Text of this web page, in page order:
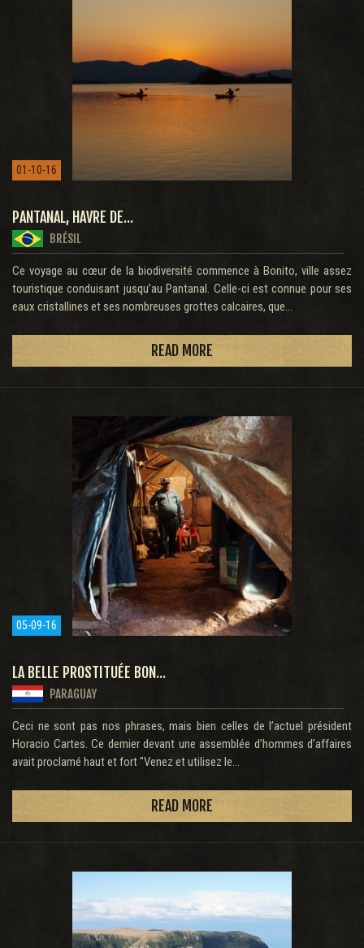
01-10-16
PANTANAL, HAVRE DE...
BRÉSIL
Ce voyage au cœur de la biodiversité commence à Bonito, ville assez
touristique conduisant jusqu’au Pantanal. Celle-ci est connue pour ses
eaux cristallines et ses nombreuses grottes calcaires, que...
READ MORE
05-09-16
LA BELLE PROSTITUÉE BON...
PARAGUAY
Ceci ne sont pas nos phrases, mais bien celles de l’actuel président
Horacio Cartes. Ce dernier devant une assemblée d’hommes d’affaires
avait proclamé haut et fort "Venez et utilisez le...
READ MORE